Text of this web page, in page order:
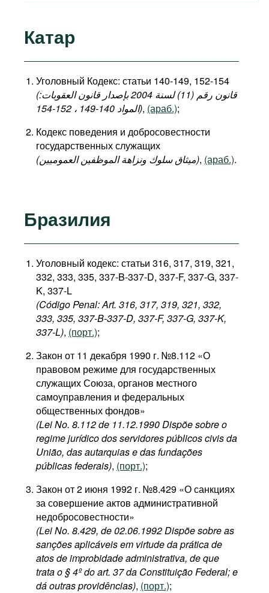
Катар
Уголовный Кодекс: статьи 140-149, 152-154
(قانون رقم (11) لسنة 2004 بإصدار قانون العقوبات:
المواد 140-149 ، 152-154), (араб.);
Кодекс поведения и добросовестности
государственных служащих
(میثاق سلوك ونزاهة الموظفين العموميين), (араб.).
Бразилия
Уголовный кодекс: статьи 316, 317, 319, 321,
332, 333, 335, 337-B-337-D, 337-F, 337-G, 337-
K, 337-L
(Código Penal: Art. 316, 317, 319, 321, 332,
333, 335, 337-B-337-D, 337-F, 337-G, 337-K,
337-L), (порт.);
Закон от 11 декабря 1990 г. №8.112 «О
правовом режиме для государственных
служащих Союза, органов местного
самоуправления и федеральных
общественных фондов»
(Lei No. 8.112 de 11.12.1990 Dispõe sobre o
regime jurídico dos servidores públicos civis da
União, das autarquias e das fundações
públicas federais), (порт.);
Закон от 2 июня 1992 г. №8.429 «О санкциях
за совершение актов административной
недобросовестности»
(Lei No. 8.429, de 02.06.1992 Dispõe sobre as
sanções aplicáveis em virtude da prática de
atos de improbidade administrativa, de que
trata o § 4º do art. 37 da Constituição Federal; e
dá outras providências), (порт.);